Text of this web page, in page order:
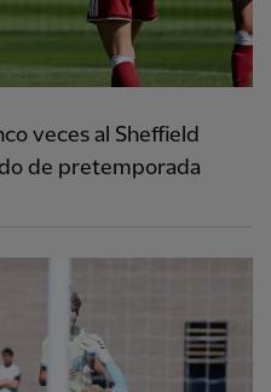
veces al Sheffield
de pretemporada